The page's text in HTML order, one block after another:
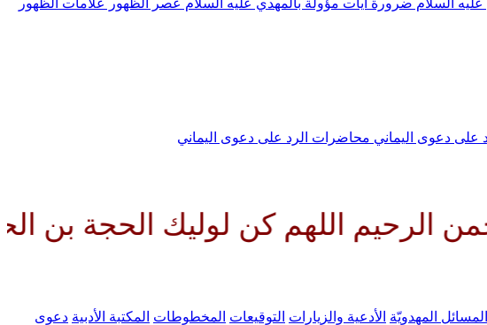
عليه السلام ضرورة آيات مؤولة بالمهدي عليه السلام عصر الظهور
علامات الظهور
على دعوى اليماني محاضرات الرد على دعوى اليماني
اللهم كن لوليك الحجة بن الحسن
المهدويّة الأدعية والزيارات التوقيعات المخطوطات المكتبة الأدبية دعوى